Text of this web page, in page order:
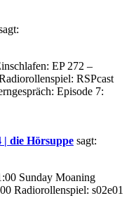
EP 272 –
RSPcast
Episode 7:
| die Hörsuppe sagt:
Sunday Moaning
Radiorollenspiel: s02e01